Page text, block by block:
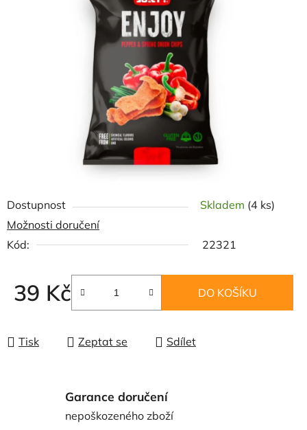
Dostupnost Skladem (4 ks)
Možnosti doručení
Kód:
22321
39 Kč
Měrná cena:
DO KOŠÍKU
Tisk Zeptat se Sdílet
Garance doručení
nepoškozeného zboží